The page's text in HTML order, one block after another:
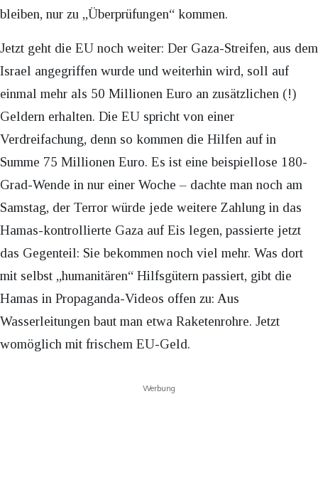
bleiben, nur zu „Überprüfungen“ kommen.
Jetzt geht die EU noch weiter: Der Gaza-Streifen, aus dem
Israel angegriffen wurde und weiterhin wird, soll auf
einmal mehr als 50 Millionen Euro an zusätzlichen (!)
Geldern erhalten. Die EU spricht von einer
Verdreifachung, denn so kommen die Hilfen auf in
Summe 75 Millionen Euro. Es ist eine beispiellose 180-
Grad-Wende in nur einer Woche – dachte man noch am
Samstag, der Terror würde jede weitere Zahlung in das
Hamas-kontrollierte Gaza auf Eis legen, passierte jetzt
das Gegenteil: Sie bekommen noch viel mehr. Was dort
mit selbst „humanitären“ Hilfsgütern passiert, gibt die
Hamas in Propaganda-Videos offen zu: Aus
Wasserleitungen baut man etwa Raketenrohre. Jetzt
womöglich mit frischem EU-Geld.
Werbung